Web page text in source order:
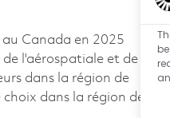
Canada en 2025
de l'aérospatiale et de
dans la région de
dans la région de